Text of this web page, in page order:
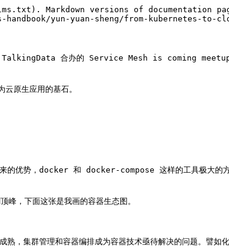
Markdown versions of documentation
yun-yuan-sheng/from-kubernetes-to-
合办的 Service Mesh is coming
原生应用的基石。
来的优势，docker 和 docker-compose 这样的工具极大的
，下面这张是我画的容器生态图。
，集群管理和容器编排成为容器技术亟待解决的问题。譬如